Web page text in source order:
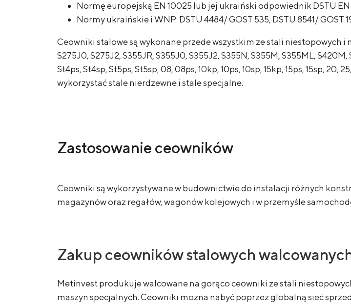
Normę europejską EN 10025 lub jej ukraiński odpowiednik DSTU EN
Normy ukraińskie i WNP: DSTU 4484/ GOST 535, DSTU 8541/ GOST
Ceowniki stalowe są wykonane przede wszystkim ze stali niestopowych i
S275J0, S275J2, S355JR, S355J0, S355J2, S355N, S355M, S355ML,
St4ps, St4sp, St5ps, St5sp, 08, 08ps, 10kp, 10ps, 10sp, 15kp, 15ps, 15sp, 20,
wykorzystać stale nierdzewne i stale specjalne.
Zastosowanie ceowników
Ceowniki są wykorzystywane w budownictwie do instalacji różnych
magazynów oraz regałów, wagonów kolejowych i w przemyśle
Zakup ceowników stalowych
Metinvest produkuje walcowane na gorąco ceowniki ze stali
maszyn specjalnych. Ceowniki można nabyć poprzez globalną sieć